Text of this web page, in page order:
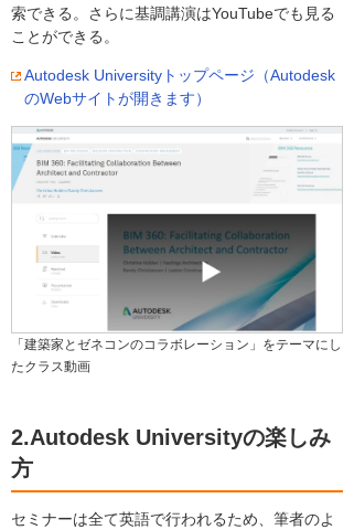
索できる。さらに基調講演はYouTubeでも見る
ことができる。
Autodesk Universityトップページ（Autodesk
のWebサイトが開きます）
「建築家とゼネコンのコラボレーション」をテーマにし
たクラス動画
2.Autodesk Universityの楽しみ
方
セミナーは全て英語で行われるため、筆者のよ